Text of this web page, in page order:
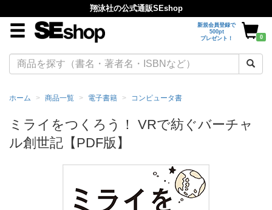
翔泳社の公式通販SEshop
新規会員登録で
500pt
プレゼント！
0
ホーム 商品一覧 電子書籍 コンピュータ書
ミライをつくろう！ VRで紡ぐバーチャ
ル創世記【PDF版】